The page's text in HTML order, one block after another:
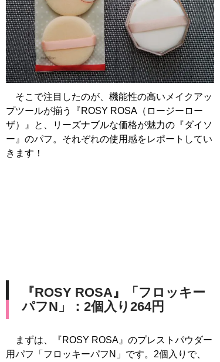
そこで注目したのが、機能性の高いメイクアッ
プツールが揃う『ROSY ROSA（ロージーロー
ザ）』と、リーズナブルな価格が魅力の『ダイソ
ー』のパフ。それぞれの使用感をレポートしてい
きます！
『ROSY ROSA』「フロッキー
パフN」：2個入り264円
まずは、『ROSY ROSA』のプレストパウダー
用パフ「フロッキーパフN」です。2個入りで、